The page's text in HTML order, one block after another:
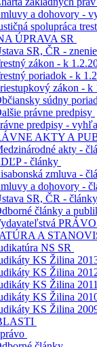
a dohovory -
spolupráca
ÚPRAVA SR
SR, ČR - znenie
zákon - k
poriadok - k
zákon - k
súdny
právne predpisy
predpisy -
AKTY A
akty -
- články
zmluva -
a dohovory -
SR, ČR - články
články a
PRÁVO
A
NS SR
KS Žilina
KS Žilina
KS Žilina 2011
KS Žilina
KS Žilina